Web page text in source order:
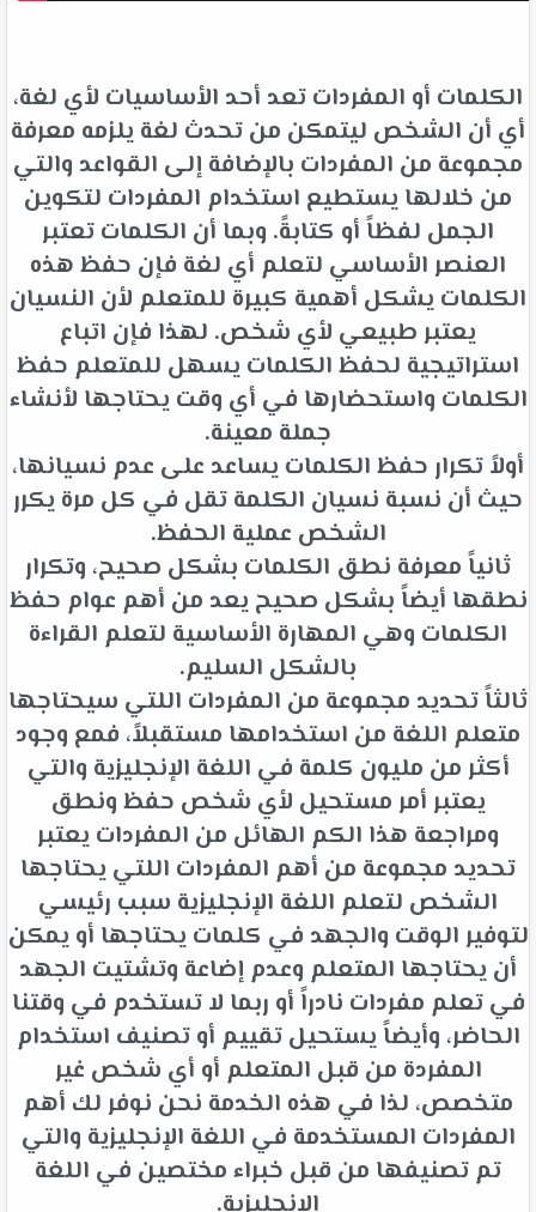
الكلمات أو المفردات تعد أحد الأساسيات لأي لغة،
أي أن الشخص ليتمكن من تحدث لغة يلزمه معرفة
مجموعة من المفردات بالإضافة إلى القواعد والتي
من خلالها يستطيع استخدام المفردات لتكوين
الجمل لفظاً أو كتابةً. وبما أن الكلمات تعتبر
العنصر الأساسي لتعلم أي لغة فإن حفظ هذه
الكلمات يشكل أهمية كبيرة للمتعلم لأن النسيان
يعتبر طبيعي لأي شخص. لهذا فإن اتباع
استراتيجية لحفظ الكلمات يسهل للمتعلم حفظ
الكلمات واستحضارها في أي وقت يحتاجها لأنشاء
جملة معينة.
أولاً تكرار حفظ الكلمات يساعد على عدم نسيانها،
حيث أن نسبة نسيان الكلمة تقل في كل مرة يكرر
الشخص عملية الحفظ.
ثانياً معرفة نطق الكلمات بشكل صحيح، وتكرار
نطقها أيضاً بشكل صحيح يعد من أهم عوام حفظ
الكلمات وهي المهارة الأساسية لتعلم القراءة
بالشكل السليم.
ثالثاً تحديد مجموعة من المفردات اللتي سيحتاجها
متعلم اللغة من استخدامها مستقبلاً، فمع وجود
أكثر من مليون كلمة في اللغة الإنجليزية والتي
يعتبر أمر مستحيل لأي شخص حفظ ونطق
ومراجعة هذا الكم الهائل من المفردات يعتبر
تحديد مجموعة من أهم المفردات اللتي يحتاجها
الشخص لتعلم اللغة الإنجليزية سبب رئيسي
لتوفير الوقت والجهد في كلمات يحتاجها أو يمكن
أن يحتاجها المتعلم وعدم إضاعة وتشتيت الجهد
في تعلم مفردات نادراً أو ربما لا تستخدم في وقتنا
الحاضر، وأيضاً يستحيل تقييم أو تصنيف استخدام
المفردة من قبل المتعلم أو أي شخص غير
متخصص، لذا في هذه الخدمة نحن نوفر لك أهم
المفردات المستخدمة في اللغة الإنجليزية والتي
تم تصنيفها من قبل خبراء مختصين في اللغة